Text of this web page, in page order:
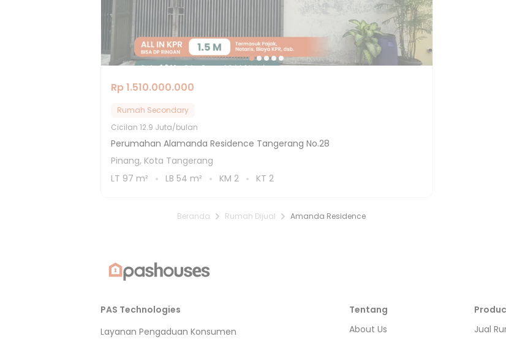
Rp 1.510.000.000
Rumah Secondary
Cicilan 12.9 Juta/bulan
Perumahan Alamanda Residence Tangerang No.28
Pinang, Kota Tangerang
LT 97 m² LB 54 m² KM 2 KT 2
Beranda Rumah Dijual Amanda Residence
PAS Technologies
Layanan Pengaduan Konsumen
Tentang
About Us
Jual